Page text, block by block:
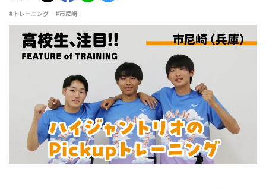
#トレーニング #市尼崎